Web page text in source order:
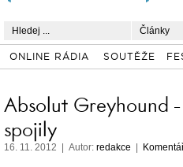
Články
ONLINE RÁDIA SOUTĚŽE
Absolut Greyhound
spojily
16. 11. 2012 | Autor: redakce